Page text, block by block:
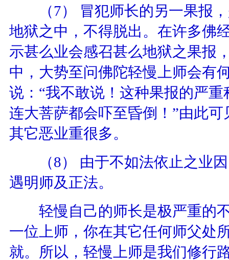
（7）
冒犯师长的另一果报
地狱之中，不得脱出。在许多佛
示甚么业会感召甚么地狱之果报
中，大势至问佛陀轻慢上师会有
说：“我不敢说！这种果报的严
连大菩萨都会吓至昏倒！”由此
其它恶业重很多。
（8）
由于不如法依止之业
遇明师及正法。
轻慢自己的师长是极严重的不
一位上师，你在其它任何师父处
就。所以，轻慢上师是我们修行